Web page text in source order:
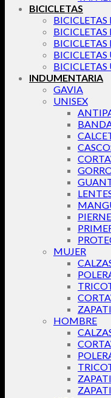
BICICLETAS
BICICLETAS
BICICLETAS
BICICLETAS
BICICLETAS
INDUMENTARIA
GAVIA
UNISEX
MUJER
HOMBRE